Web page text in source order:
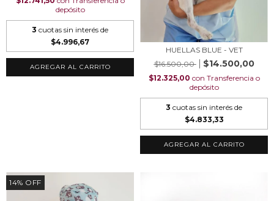
depósito
3 cuotas sin interés de
$4.996,67
AGREGAR AL CARRITO
HUELLAS BLUE - VET
$16.500,00
$14.500,00
$12.325,00 con Transferencia o
depósito
3 cuotas sin interés de
$4.833,33
AGREGAR AL CARRITO
14% OFF